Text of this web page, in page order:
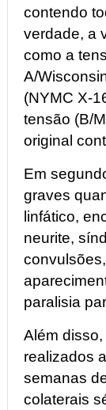
contendo
verdade, a
como a
A/
(NYMC X-
tensão (B/
original
Em
graves
linfático,
neurite,
paralisia
Além
realizados
semanas
colaterais